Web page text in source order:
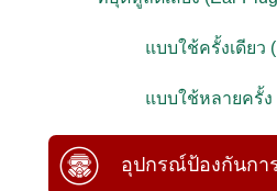
แบบใช้ครั้งเดียว
แบบใช้หลายครั้ง
อุปกรณ์ป้องกันกา